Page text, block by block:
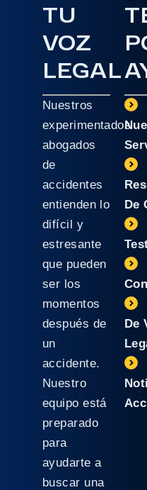
TU
VOZ
LEGAL
Nuestros
experimentados
abogados
de
accidentes
entienden lo
difícil y
estresante
que pueden
ser los
momentos
después de
un
accidente.
Nuestro
equipo está
preparado
para
ayudarte a
buscar una
De
De